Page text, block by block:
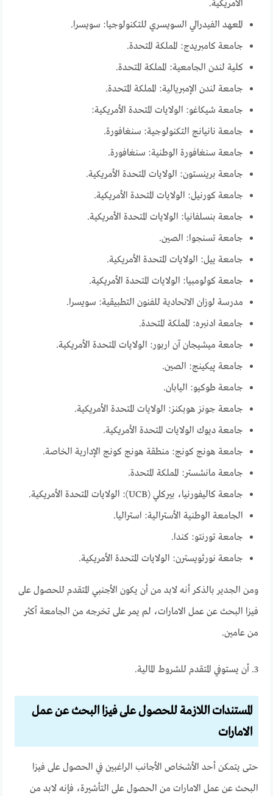
الأمريكية.
المعهد الفيدرالي السويسري للتكنولوجيا: سويسرا.
جامعة كامبريدج: المملكة المتحدة.
كلية لندن الجامعية: المملكة المتحدة.
جامعة لندن الإمبريالية: المملكة المتحدة.
جامعة شيكاغو: الولايات المتحدة الأمريكية:
جامعة نانيانج التكنولوجية: سنغافورة.
جامعة سنغافورة الوطنية: سنغافورة.
جامعة برينستون: الولايات المتحدة الأمريكية.
جامعة كورنيل: الولايات المتحدة الأمريكية.
جامعة بنسلفانيا: الولايات المتحدة الأمريكية.
جامعة تسنجوا: الصين.
جامعة ييل: الولايات المتحدة الأمريكية.
جامعة كولومبيا: الولايات المتحدة الأمريكية.
مدرسة لوزان الاتحادية للفنون التطبيقية: سويسرا.
جامعة ادنبره: المملكة المتحدة.
جامعة ميشيجان آن اربور: الولايات المتحدة الأمريكية.
جامعة پيكينج: الصين.
جامعة طوكيو: اليابان.
جامعة جونز هوبكنز: الولايات المتحدة الأمريكية.
جامعة ديوك الولايات المتحدة الأمريكية.
جامعة هونج كونج: منطقة هونج كونج الإدارية الخاصة.
جامعة مانشستر: المملكة المتحدة.
جامعة كاليفورنيا، بيركلي (UCB): الولايات المتحدة الأمريكية.
الجامعة الوطنية الأسترالية: استراليا.
جامعة تورنتو: كندا.
جامعة نورثويسترن: الولايات المتحدة الأمريكية.
ومن الجدير بالذكر أنه لابد من أن يكون الأجنبي المتقدم للحصول على
فيزا البحث عن عمل الامارات، لم يمر على تخرجه من الجامعة أكثر
من عامين.
3. أن يستوفي المتقدم للشروط المالية.
المستندات اللازمة للحصول على فيزا البحث عن عمل
الامارات
حتى يتمكن أحد الأشخاص الأجانب الراغبين في الحصول على فيزا
البحث عن عمل الامارات من الحصول على التأشيرة، فإنه لابد من